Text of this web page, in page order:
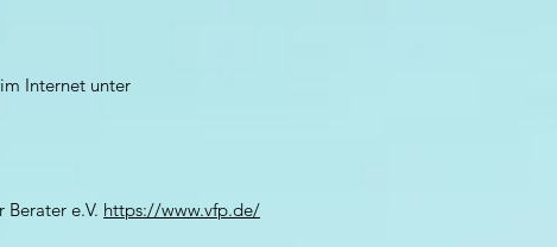
Internet unter
e.V. https://www.vfp.de/